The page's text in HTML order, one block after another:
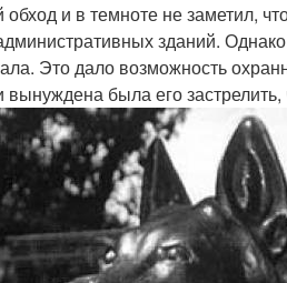
и в темноте не заметил,
зданий.
Это дало возможность
была его